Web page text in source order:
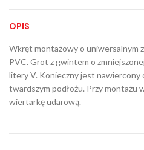
OPIS
Wkręt montażowy o uniwersalnym
PVC. Grot z gwintem o
litery V. Konieczny jest nawiercony
twardszym podłożu. Przy montażu
wiertarkę udarową.